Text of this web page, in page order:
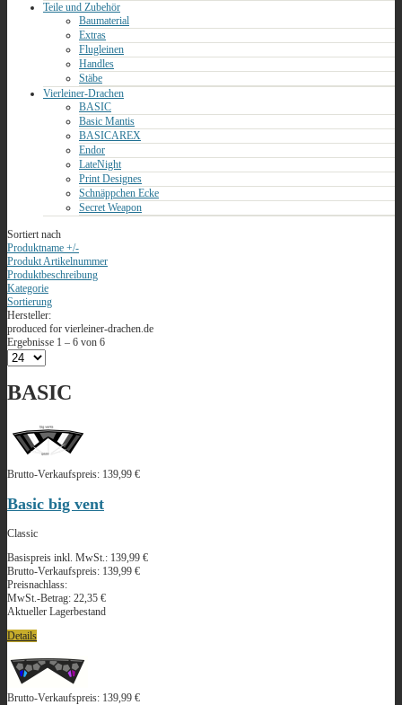
Teile und Zubehör
Baumaterial
Extras
Flugleinen
Handles
Stäbe
Vierleiner-Drachen
BASIC
Basic Mantis
BASICAREX
Endor
LateNight
Print Designes
Schnäppchen Ecke
Secret Weapon
Sortiert nach
Produktname +/-
Produkt Artikelnummer
Produktbeschreibung
Kategorie
Sortierung
Hersteller:
produced for vierleiner-drachen.de
Ergebnisse 1 – 6 von 6
BASIC
Brutto-Verkaufspreis: 139,99 €
Basic big vent
Classic
Basispreis inkl. MwSt.: 139,99 €
Brutto-Verkaufspreis: 139,99 €
Preisnachlass:
MwSt.-Betrag: 22,35 €
Aktueller Lagerbestand
Details
Brutto-Verkaufspreis: 139,99 €